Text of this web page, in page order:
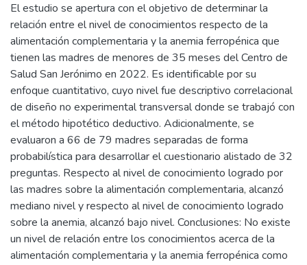
El estudio se apertura con el objetivo de determinar la
relación entre el nivel de conocimientos respecto de la
alimentación complementaria y la anemia ferropénica que
tienen las madres de menores de 35 meses del Centro de
Salud San Jerónimo en 2022. Es identificable por su
enfoque cuantitativo, cuyo nivel fue descriptivo correlacional
de diseño no experimental transversal donde se trabajó con
el método hipotético deductivo. Adicionalmente, se
evaluaron a 66 de 79 madres separadas de forma
probabilística para desarrollar el cuestionario alistado de 32
preguntas. Respecto al nivel de conocimiento logrado por
las madres sobre la alimentación complementaria, alcanzó
mediano nivel y respecto al nivel de conocimiento logrado
sobre la anemia, alcanzó bajo nivel. Conclusiones: No existe
un nivel de relación entre los conocimientos acerca de la
alimentación complementaria y la anemia ferropénica como